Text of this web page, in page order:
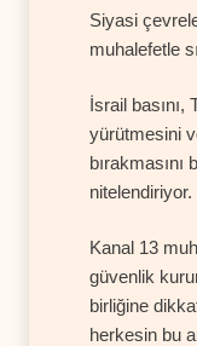
Siyasi
muhalefetle
İsrail basını,
yürütmesini
nitelendiriyor.
Kanal 13
güvenlik
birliğine
herkesin bu